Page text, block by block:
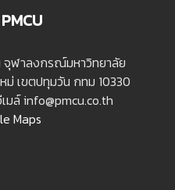
ฬาลงกรณ์มหาวิทยาลัย
เขตปทุมวัน กทม 10330
มล์ info@pmcu.co.th
Maps